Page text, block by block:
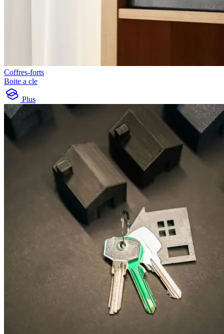
Coffres-forts
Boite a cle
Plus